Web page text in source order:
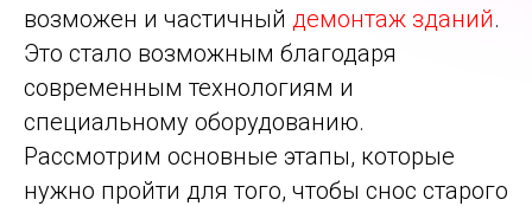
возможен и частичный демонтаж зданий.
Это стало возможным благодаря
современным технологиям и
специальному оборудованию.
Рассмотрим основные этапы, которые
нужно пройти для того, чтобы снос старого